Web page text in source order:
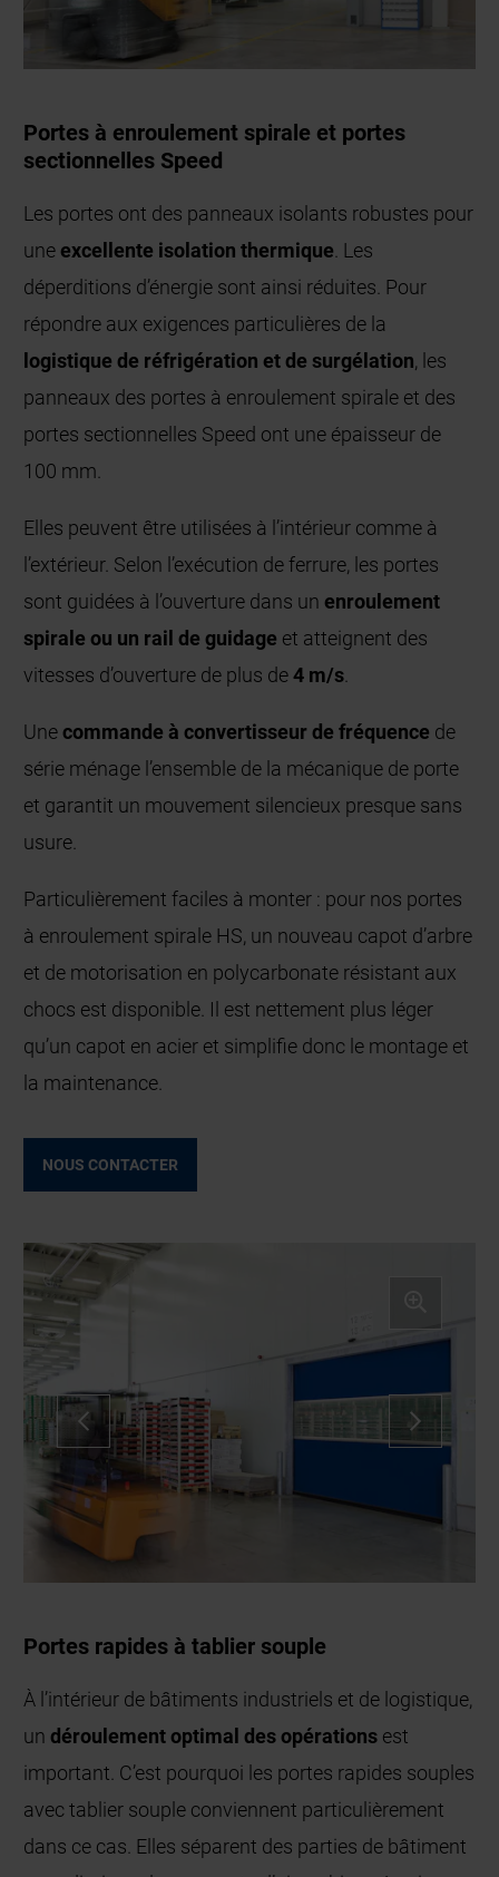
Portes à enroulement spirale et portes
sectionnelles Speed
Les portes ont des panneaux isolants robustes pour
une excellente isolation thermique . Les
déperditions d’énergie sont ainsi réduites. Pour
répondre aux exigences particulières de la
logistique de réfrigération et de surgélation, les
panneaux des portes à enroulement spirale et des
portes sectionnelles Speed ont une épaisseur de
100 mm.
Elles peuvent être utilisées à l’intérieur comme à
l’extérieur. Selon l’exécution de ferrure, les portes
sont guidées à l’ouverture dans un enroulement
spirale ou un rail de guidage et atteignent des
vitesses d’ouverture de plus de4 m/s
Unecommande à convertisseur de fréquence de
série ménage l’ensemble de la mécanique de porte
et garantit un mouvement silencieux presque sans
usure.
Particulièrement faciles à monter : pour nos portes
à enroulement spirale HS, un nouveau capot d’arbre
et de motorisation en polycarbonate résistant aux
chocs est disponible. Il est nettement plus léger
qu’un capot en acier et simplifie donc le montage et
la maintenance.
NOUS CONTACTER
Portes rapides à tablier souple
À l’intérieur de bâtiments industriels et de logistique,
undéroulement optimal des opérations est
important. C’est pourquoi les portes rapides souples
avec tablier souple conviennent particulièrement
dans ce cas. Elles séparent des parties de bâtiment